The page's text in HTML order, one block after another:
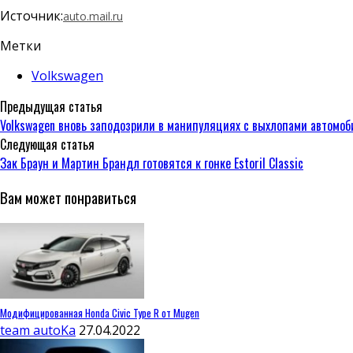
Источник:auto.mail.ru
Метки
Volkswagen
Предыдущая статья
Volkswagen вновь заподозрили в манипуляциях с выхлопами
Следующая статья
Зак Браун и Мартин Брандл готовятся к гонке Estoril Classic
Вам может понравиться
Модифицированная Honda Civic Type R от Mugen
team autoKa 27.04.2022